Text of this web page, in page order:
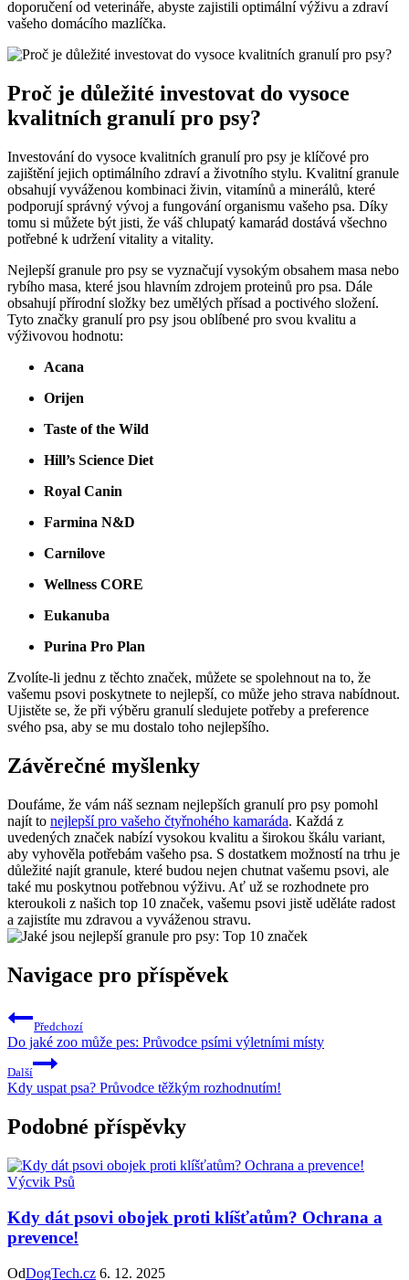
doporučení od veterináře, abyste zajistili optimální výživu a zdraví
vašeho domácího mazlíčka.
Proč je důležité investovat do vysoce
kvalitních granulí pro psy?
Investování do vysoce kvalitních granulí pro psy je klíčové pro
zajištění jejich optimálního zdraví a životního stylu. Kvalitní granule
obsahují vyváženou kombinaci živin, vitamínů a minerálů, které
podporují správný vývoj a fungování organismu vašeho psa. Díky
tomu si můžete být jisti, že váš chlupatý kamarád dostává všechno
potřebné k udržení vitality a vitality.
Nejlepší granule pro psy se vyznačují vysokým obsahem masa nebo
rybího masa, které jsou hlavním zdrojem proteinů pro psa. Dále
obsahují přírodní složky bez umělých přísad a poctivého složení.
Tyto značky granulí pro psy jsou oblíbené pro svou kvalitu a
výživovou hodnotu:
Acana
Orijen
Taste of the Wild
Hill’s Science Diet
Royal Canin
Farmina N&D
Carnilove
Wellness CORE
Eukanuba
Purina Pro Plan
Zvolíte-li jednu z těchto značek, můžete se spolehnout na to, že
vašemu psovi poskytnete to nejlepší, co může jeho strava nabídnout.
Ujistěte se, že při výběru granulí sledujete potřeby a preference
svého psa, aby se mu dostalo toho nejlepšího.
Závěrečné myšlenky
Doufáme, že vám náš seznam nejlepších granulí pro psy pomohl
najít to nejlepší pro vašeho čtyřnohého kamaráda. Každá z
uvedených značek nabízí vysokou kvalitu a širokou škálu variant,
aby vyhověla potřebám vašeho psa. S dostatkem možností na trhu je
důležité najít granule, které budou nejen chutnat vašemu psovi, ale
také mu poskytnou potřebnou výživu. Ať už se rozhodnete pro
kteroukoli z našich top 10 značek, vašemu psovi jistě uděláte radost
a zajistíte mu zdravou a vyváženou stravu.
Navigace pro příspěvek
Předchozí
Do jaké zoo může pes: Průvodce psími výletními místy
Další
Kdy uspat psa? Průvodce těžkým rozhodnutím!
Podobné příspěvky
Výcvik Psů
Kdy dát psovi obojek proti klíšťatům? Ochrana a
prevence!
OdDogTech.cz 6. 12. 2025